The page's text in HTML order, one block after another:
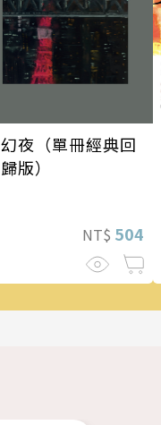
幻夜（單冊經典回
歸版）
NT$ 504